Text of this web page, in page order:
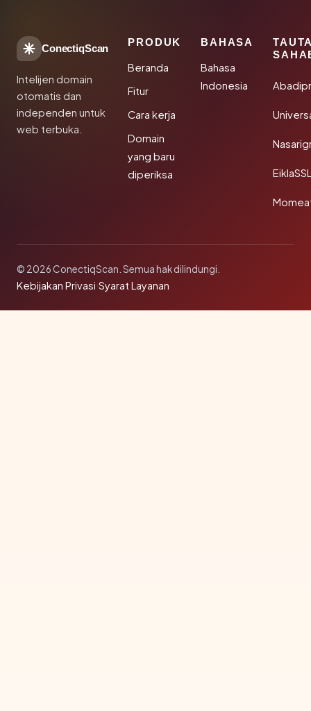
ConectiqScan
Intelijen domain
otomatis dan
independen untuk
web terbuka.
PRODUK
Beranda
Fitur
Cara kerja
Domain
yang baru
diperiksa
BAHASA
Bahasa
Indonesia
© 2026 ConectiqScan. Semua hak dilindungi.
Kebijakan Privasi·Syarat Layanan